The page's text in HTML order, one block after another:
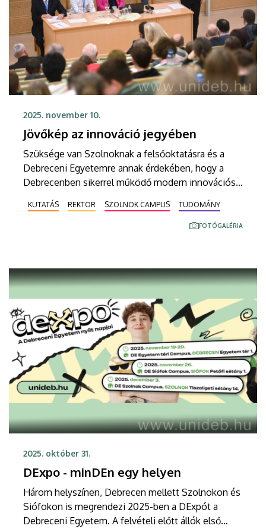
2025. november 10.
Jövőkép az innováció jegyében
Szüksége van Szolnoknak a felsőoktatásra és a
Debreceni Egyetemre annak érdekében, hogy a
Debrecenben sikerrel működő modern innovációs
legyen – hangsúlyozta Szilvássy Zoltán rektor a
Szolnok Campuson rendezett tudományos
KUTATÁS REKTOR SZOLNOK CAMPUS TUDOMÁNY
FOTÓGALÉRIA
2025. október 31.
DExpo - minDEn egy helyen
Három helyszínen, Debrecen mellett Szolnokon és
Siófokon is megrendezi 2025-ben a DExpót a
Debreceni Egyetem. A felvételi előtt állók első